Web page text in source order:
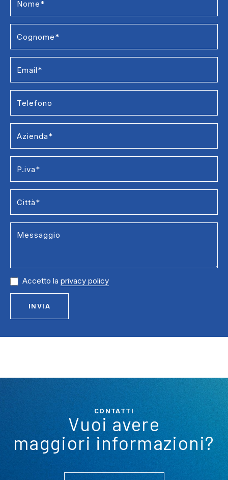
Us
Energie
rinnovabili
Accetto la privacy policy
INVIA
CONTATTI
Vuoi avere
maggiori informazioni?